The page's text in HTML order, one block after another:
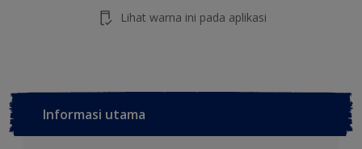
Lihat warna ini pada aplikasi
Informasi utama